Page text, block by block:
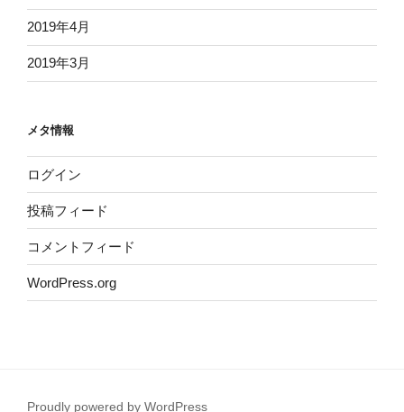
2019年4月
2019年3月
メタ情報
ログイン
投稿フィード
コメントフィード
WordPress.org
Proudly powered by WordPress